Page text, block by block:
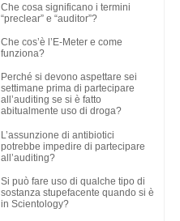
Che cosa significano i termini
“preclear” e “auditor”?
Che cos’è l’E-Meter e come
funziona?
Perché si devono aspettare sei
settimane prima di partecipare
all’auditing se si è fatto
abitualmente uso di droga?
L’assunzione di antibiotici
potrebbe impedire di partecipare
all’auditing?
Si può fare uso di qualche tipo di
sostanza stupefacente quando si è
in Scientology?